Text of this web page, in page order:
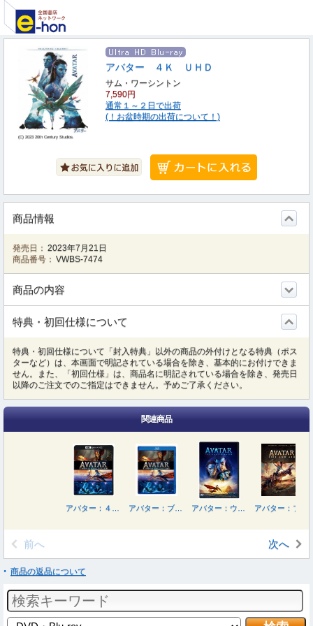
(C) 2023 20th Century Studios.
アバター ４Ｋ ＵＨＤ
サム・ワーシントン
7,590円
通常１～２日で出荷
(！お盆時期の出荷について！)
商品情報
発売日： 2023年7月21日
商品番号： VWBS-7474
商品の内容
特典・初回仕様について
特典・初回仕様について「封入特典」以外の商品の外付けとなる特典（ポス
ターなど）は、本画面で明記されている場合を除き、基本的にお付けできま
せん。また、「初回仕様」は、商品名に明記されている場合を除き、発売日
以降のご注文でのご指定はできません。予めご了承ください。
関連商品
前へ 次へ
商品の返品について